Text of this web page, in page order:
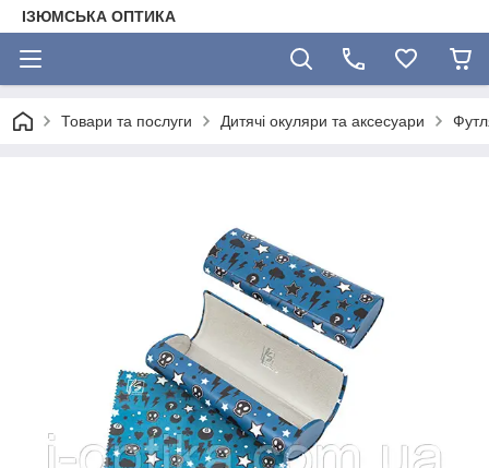
ІЗЮМСЬКА ОПТИКА
Товари та послуги Дитячі окуляри та аксесуари